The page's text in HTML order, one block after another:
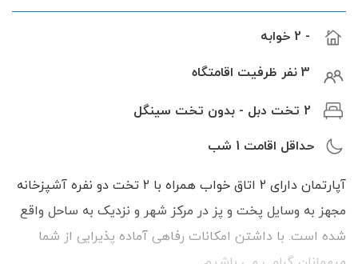
- 2 خوابه
3 نفر ظرفیت اقامتگاه
2 تخت دبل - بدون تخت سینگل
حداقل اقامت 1 شب
آپارتمان دارای 2 اتاق خواب همراه با 2 تخت دو نفره آشپزخانه
مجهز به وسایل پخت و پز در مرکز شهر و نزدیک به ساحل واقع
شده است. با داشتن امکانات رفاهی آماده پذیرایی از شما